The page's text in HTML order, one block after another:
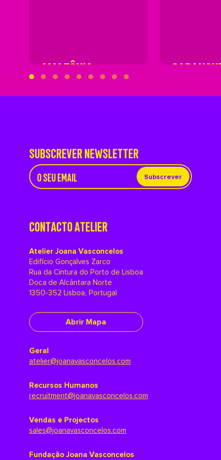
AMAZÔNIA
SUBSCREVER NEWSLETTER
Subscrever
CONTACTO ATELIER
Atelier Joana Vasconcelos
Edifício Gonçalves Zarco
Rua da Cintura do Porto de Lisboa
Doca de Alcântara Norte
1350-352 Lisboa, Portugal
Abrir Mapa
Geral
atelier@joanavasconcelos.com
Recursos Humanos
recruitment@joanavasconcelos.com
Vendas e Projectos
sales@joanavasconcelos.com
Fundação Joana Vasconcelos